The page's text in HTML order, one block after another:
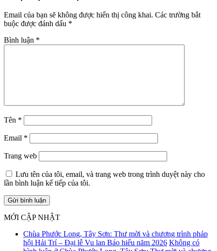
Email của bạn sẽ không được hiển thị công khai. Các trường bắt
buộc được đánh dấu *
Bình luận *
Tên *
Email *
Trang web
Lưu tên của tôi, email, và trang web trong trình duyệt này cho
lần bình luận kế tiếp của tôi.
MỚI CẬP NHẬT
Chùa Phước Long, Tây Sơn: Thư mời và chương trình pháp
hội Hải Trí – Đại lễ Vu lan Báo hiếu năm 2026 Không có